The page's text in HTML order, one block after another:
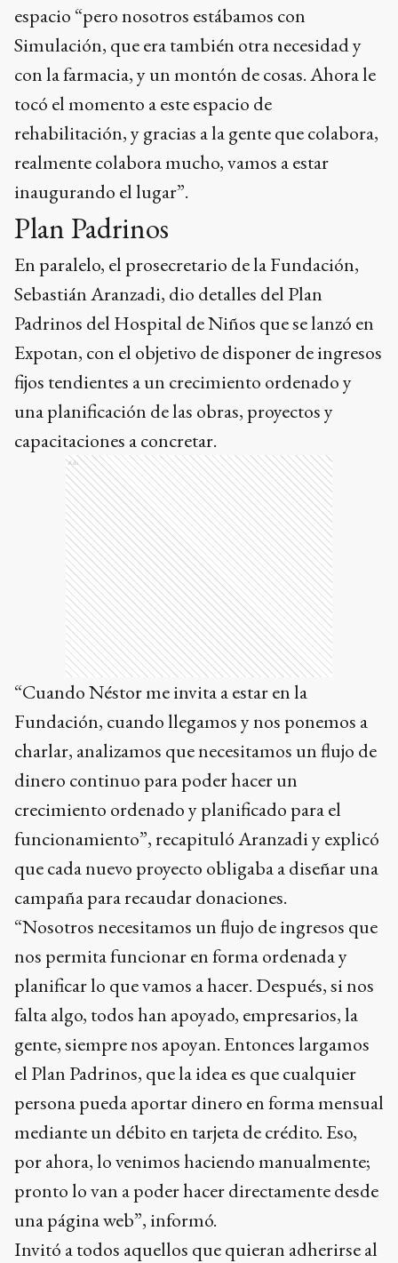
espacio “pero nosotros estábamos con
Simulación, que era también otra necesidad y
con la farmacia, y un montón de cosas. Ahora le
tocó el momento a este espacio de
rehabilitación, y gracias a la gente que colabora,
realmente colabora mucho, vamos a estar
inaugurando el lugar”.
Plan Padrinos
En paralelo, el prosecretario de la Fundación,
Sebastián Aranzadi, dio detalles del Plan
Padrinos del Hospital de Niños que se lanzó en
Expotan, con el objetivo de disponer de ingresos
fijos tendientes a un crecimiento ordenado y
una planificación de las obras, proyectos y
capacitaciones a concretar.
Ads
“Cuando Néstor me invita a estar en la
Fundación, cuando llegamos y nos ponemos a
charlar, analizamos que necesitamos un flujo de
dinero continuo para poder hacer un
crecimiento ordenado y planificado para el
funcionamiento”, recapituló Aranzadi y explicó
que cada nuevo proyecto obligaba a diseñar una
campaña para recaudar donaciones.
“Nosotros necesitamos un flujo de ingresos que
nos permita funcionar en forma ordenada y
planificar lo que vamos a hacer. Después, si nos
falta algo, todos han apoyado, empresarios, la
gente, siempre nos apoyan. Entonces largamos
el Plan Padrinos, que la idea es que cualquier
persona pueda aportar dinero en forma mensual
mediante un débito en tarjeta de crédito. Eso,
por ahora, lo venimos haciendo manualmente;
pronto lo van a poder hacer directamente desde
una página web”, informó.
Invitó a todos aquellos que quieran adherirse al